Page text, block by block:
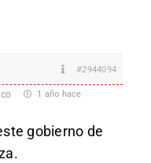
#2944094
1 año hace
gobierno de